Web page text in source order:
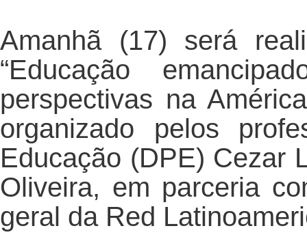
Amanhã (17) será
“Educação
perspectivas na
organizado pelos
Educação (DPE) Cezar
Oliveira, em parceria
geral da Red